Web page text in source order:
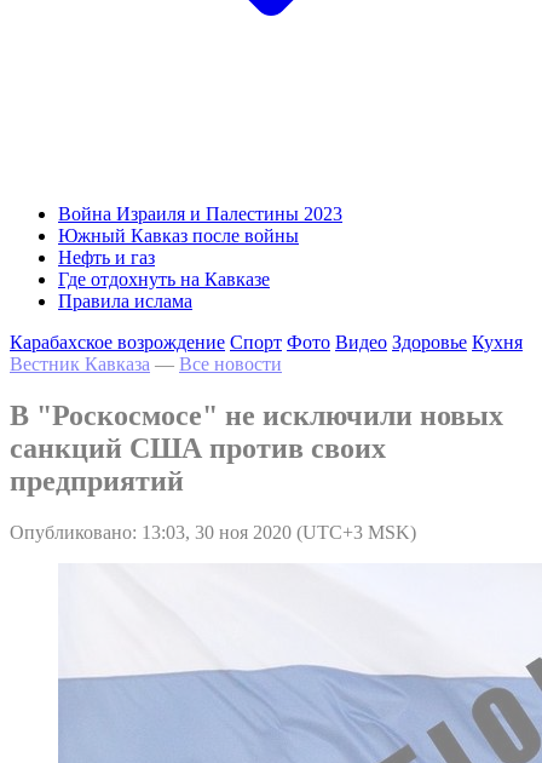
Война Израиля и Палестины 2023
Южный Кавказ после войны
Нефть и газ
Где отдохнуть на Кавказе
Правила ислама
Карабахское возрождение Спорт Фото Видео Здоровье Кухня
Вестник Кавказа — Все новости
В "Роскосмосе" не исключили новых
санкций США против своих
предприятий
Опубликовано: 13:03, 30 ноя 2020 (UTC+3 MSK)